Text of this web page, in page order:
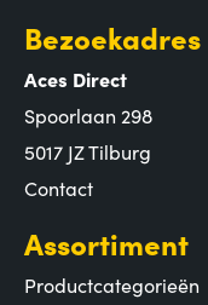
Bezoekadres
Aces Direct
Spoorlaan 298
5017 JZ Tilburg
Contact
Assortiment
Productcategorieën